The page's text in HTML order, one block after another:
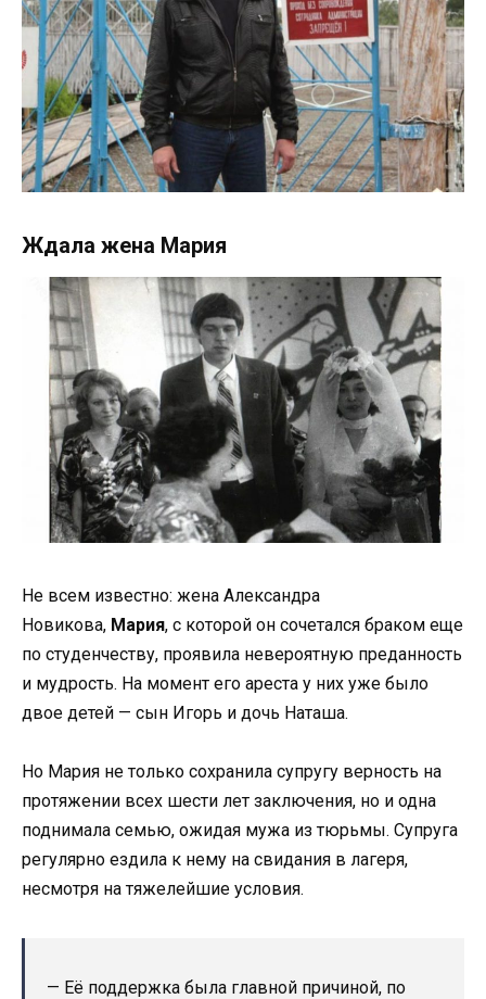
Ждала жена Мария
Не всем известно: жена Александра
Новикова, Мария, с которой он сочетался браком еще
по студенчеству, проявила невероятную преданность
и мудрость. На момент его ареста у них уже было
двое детей — сын Игорь и дочь Наташа.
Но Мария не только сохранила супругу верность на
протяжении всех шести лет заключения, но и одна
поднимала семью, ожидая мужа из тюрьмы. Супруга
регулярно ездила к нему на свидания в лагеря,
несмотря на тяжелейшие условия.
— Её поддержка была главной причиной, по